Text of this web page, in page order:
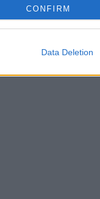
CONFIRM
Data Deletion